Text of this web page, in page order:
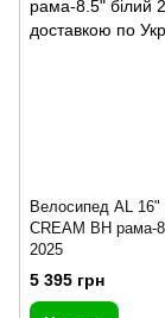
Велосипед AL 16"
CREAM BH рама-
2025
5 395 грн